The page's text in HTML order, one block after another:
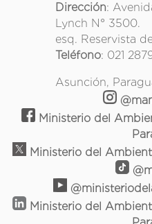
Dirección:
Lynch N° 3500.
esq. Reservista
Teléfono: 021
Asunción,
Ministerio del
Ministerio del
Ministerio del